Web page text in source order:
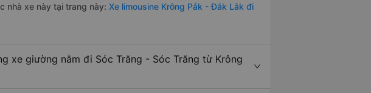
nhà xe này tại trang này: Xe limousine Krông Pắk - Đắk Lắk đi
xe giường nằm đi Sóc Trăng - Sóc Trăng từ Krông